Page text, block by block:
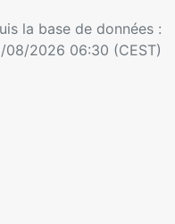
la base de données :
08/2026 06:30 (CEST)